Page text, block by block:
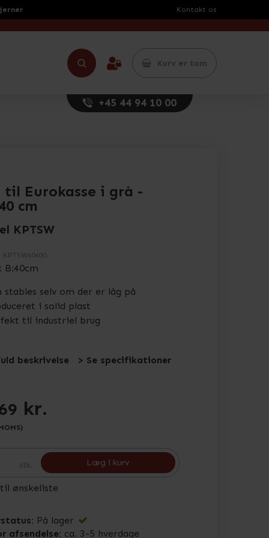
Kontakt os
Kurv er tom
+45 44 94 10 00
til Eurokasse i grå -
cm
KPTSW
KPTSW6040G
B:40cm
stables selv om der er låg på
i solid plast
til industriel brug
beskrivelse > Se specifikationer
kr.
stk. Læg i kurv
ønskeliste
På lager
afsendelse: ca. 3-5 hverdage